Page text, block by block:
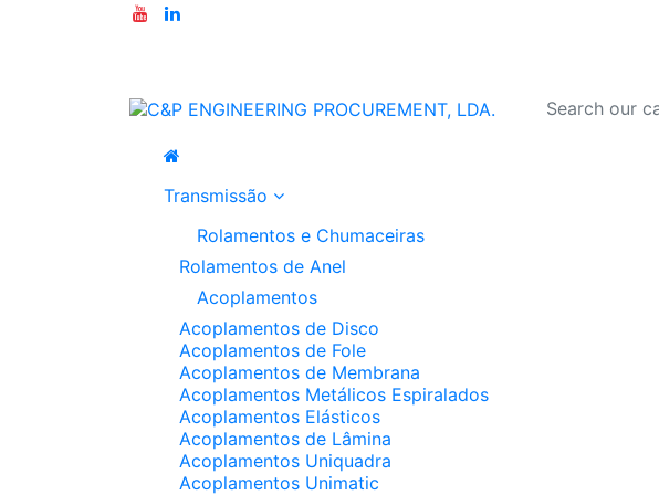
Transmissão
Rolamentos e Chumaceiras
Rolamentos de Anel
Acoplamentos
Acoplamentos de Disco
Acoplamentos de Fole
Acoplamentos de Membrana
Acoplamentos Metálicos Espiralados
Acoplamentos Elásticos
Acoplamentos de Lâmina
Acoplamentos Uniquadra
Acoplamentos Unimatic